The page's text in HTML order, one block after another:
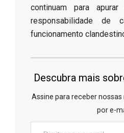
continuam para
responsabilidade de
funcionamento
Descubra mais
Assine para receber
por e-